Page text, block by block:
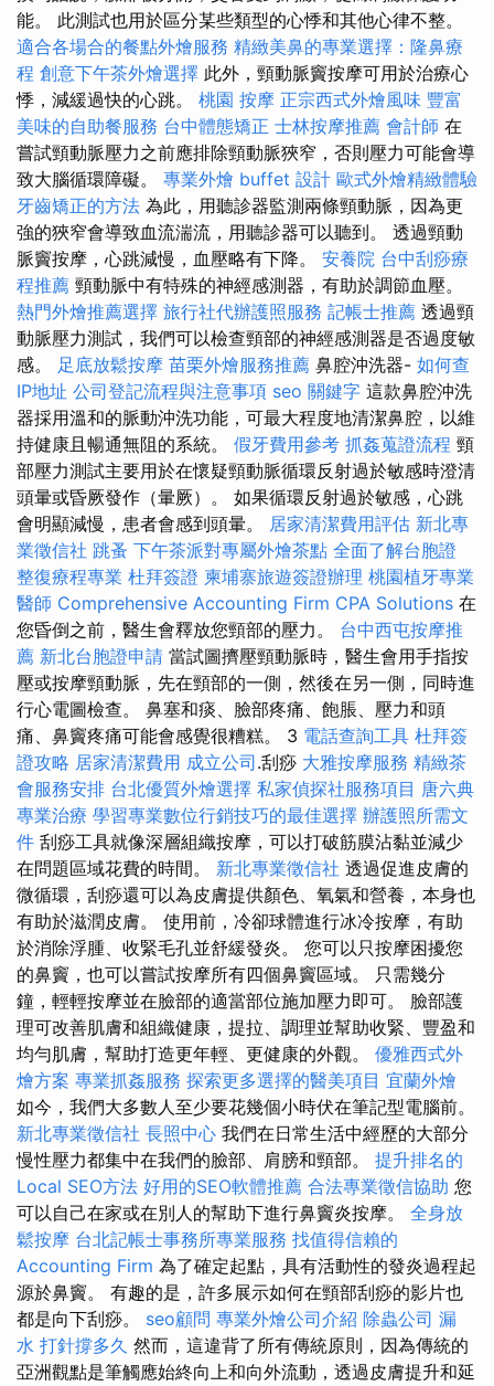
能。 此測試也用於區分某些類型的心悸和其他心律不整。
適合各場合的餐點外燴服務 精緻美鼻的專業選擇：隆鼻療
程 創意下午茶外燴選擇 此外，頸動脈竇按摩可用於治療心
悸，減緩過快的心跳。 桃園 按摩 正宗西式外燴風味 豐富
美味的自助餐服務 台中體態矯正 士林按摩推薦 會計師 在
嘗試頸動脈壓力之前應排除頸動脈狹窄，否則壓力可能會導
致大腦循環障礙。 專業外燴 buffet 設計 歐式外燴精緻體驗
牙齒矯正的方法 為此，用聽診器監測兩條頸動脈，因為更
強的狹窄會導致血流湍流，用聽診器可以聽到。 透過頸動
脈竇按摩，心跳減慢，血壓略有下降。 安養院 台中刮痧療
程推薦 頸動脈中有特殊的神經感測器，有助於調節血壓。
熱門外燴推薦選擇 旅行社代辦護照服務 記帳士推薦 透過頸
動脈壓力測試，我們可以檢查頸部的神經感測器是否過度敏
感。 足底放鬆按摩 苗栗外燴服務推薦 鼻腔沖洗器- 如何查
IP地址 公司登記流程與注意事項 seo 關鍵字 這款鼻腔沖洗
器採用溫和的脈動沖洗功能，可最大程度地清潔鼻腔，以維
持健康且暢通無阻的系統。 假牙費用參考 抓姦蒐證流程 頸
部壓力測試主要用於在懷疑頸動脈循環反射過於敏感時澄清
頭暈或昏厥發作（暈厥）。 如果循環反射過於敏感，心跳
會明顯減慢，患者會感到頭暈。 居家清潔費用評估 新北專
業徵信社 跳蚤 下午茶派對專屬外燴茶點 全面了解台胞證
整復療程專業 杜拜簽證 柬埔寨旅遊簽證辦理 桃園植牙專業
醫師 Comprehensive Accounting Firm CPA Solutions 在
您昏倒之前，醫生會釋放您頸部的壓力。 台中西屯按摩推
薦 新北台胞證申請 當試圖擠壓頸動脈時，醫生會用手指按
壓或按摩頸動脈，先在頸部的一側，然後在另一側，同時進
行心電圖檢查。 鼻塞和痰、臉部疼痛、飽脹、壓力和頭
痛、鼻竇疼痛可能會感覺很糟糕。 3 電話查詢工具 杜拜簽
證攻略 居家清潔費用 成立公司.刮痧 大雅按摩服務 精緻茶
會服務安排 台北優質外燴選擇 私家偵探社服務項目 唐六典
專業治療 學習專業數位行銷技巧的最佳選擇 辦護照所需文
件 刮痧工具就像深層組織按摩，可以打破筋膜沾黏並減少
在問題區域花費的時間。 新北專業徵信社 透過促進皮膚的
微循環，刮痧還可以為皮膚提供顏色、氧氣和營養，本身也
有助於滋潤皮膚。 使用前，冷卻球體進行冰冷按摩，有助
於消除浮腫、收緊毛孔並舒緩發炎。 您可以只按摩困擾您
的鼻竇，也可以嘗試按摩所有四個鼻竇區域。 只需幾分
鐘，輕輕按摩並在臉部的適當部位施加壓力即可。 臉部護
理可改善肌膚和組織健康，提拉、調理並幫助收緊、豐盈和
均勻肌膚，幫助打造更年輕、更健康的外觀。 優雅西式外
燴方案 專業抓姦服務 探索更多選擇的醫美項目 宜蘭外燴
如今，我們大多數人至少要花幾個小時伏在筆記型電腦前。
新北專業徵信社 長照中心 我們在日常生活中經歷的大部分
慢性壓力都集中在我們的臉部、肩膀和頸部。 提升排名的
Local SEO方法 好用的SEO軟體推薦 合法專業徵信協助 您
可以自己在家或在別人的幫助下進行鼻竇炎按摩。 全身放
鬆按摩 台北記帳士事務所專業服務 找值得信賴的
Accounting Firm 為了確定起點，具有活動性的發炎過程起
源於鼻竇。 有趣的是，許多展示如何在頸部刮痧的影片也
都是向下刮痧。 seo顧問 專業外燴公司介紹 除蟲公司 漏
水 打針撐多久 然而，這違背了所有傳統原則，因為傳統的
亞洲觀點是筆觸應始終向上和向外流動，透過皮膚提升和延